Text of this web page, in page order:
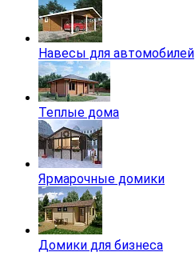
Навесы для автомобилей
Теплые дома
Ярмарочные домики
Домики для бизнеса